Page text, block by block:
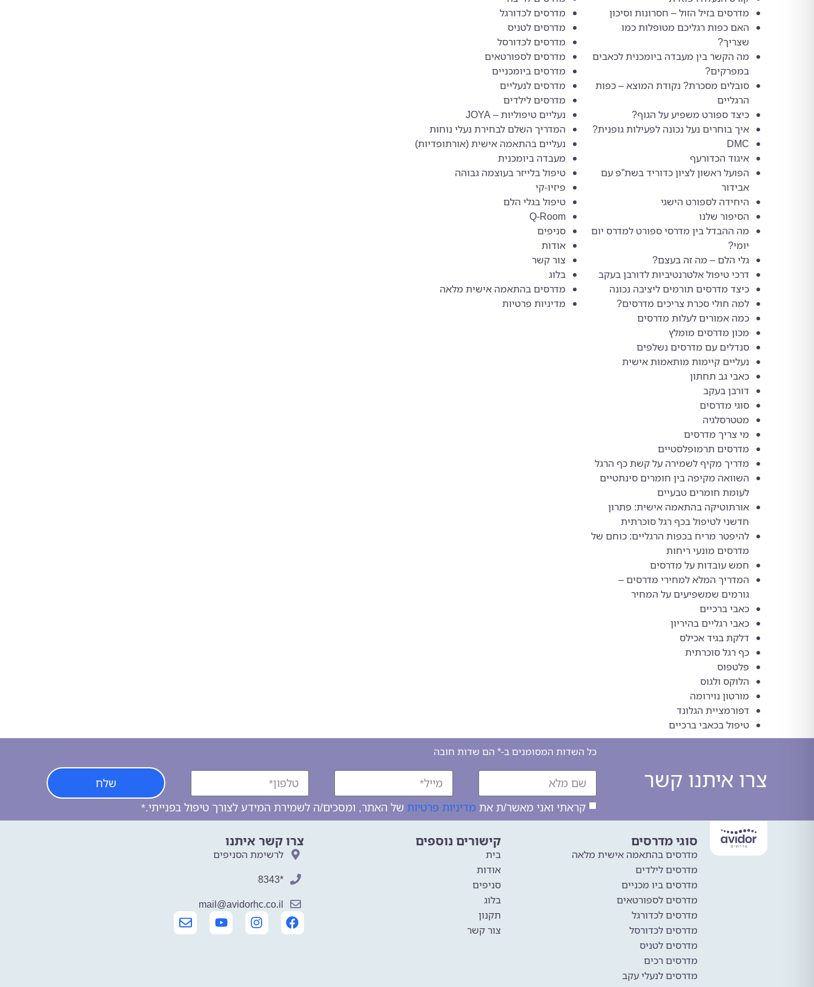
מדרסים בזיל הזול – חסרונות וסיכון
האם כפות רגליכם מטופלות כמו
שצריך?
מה הקשר בין מעבדה ביומכנית לכאבים
במפרקים?
סובלים מסכרת? נקודת המוצא – כפות
הרגליים
כיצד ספורט משפיע על הגוף?
איך בוחרים נעל נכונה לפעילות גופנית?
DMC
איגוד הכדורעף
הפועל ראשון לציון כדוריד בשת”פ עם
אבידור
היחידה לספורט הישגי
הסיפור שלנו
מה ההבדל בין מדרסי ספורט למדרס יום
יומי?
גלי הלם – מה זה בעצם?
דרכי טיפול אלטרנטיביות לדורבן בעקב
כיצד מדרסים תורמים ליציבה נכונה
למה חולי סכרת צריכים מדרסים?
כמה אמורים לעלות מדרסים
מכון מדרסים מומלץ
סנדלים עם מדרסים נשלפים
נעליים קיימות מותאמות אישית
כאבי גב תחתון
דורבן בעקב
סוגי מדרסים
מטטרסלגיה
מי צריך מדרסים
מדרסים תרמופלסטיים
מדריך מקיף לשמירה על קשת כף הרגל
השוואה מקיפה בין חומרים סינתטיים
לעומת חומרים טבעיים
אורתוטיקה בהתאמה אישית: פתרון
חדשני לטיפול בכף רגל סוכרתית
להיפטר מריח בכפות הרגליים: כוחם של
מדרסים מונעי ריחות
חמש עובדות על מדרסים
המדריך המלא למחירי מדרסים –
גורמים שמשפיעים על המחיר
כאבי ברכיים
כאבי רגליים בהיריון
דלקת בגיד אכילס
כף רגל סוכרתית
פלטפוס
הלוקס ולגוס
מורטון נוירומה
דפורמציית הגלונד
טיפול בכאבי ברכיים
מדרסים לכדורגל
מדרסים לטניס
מדרסים לכדורסל
מדרסים לספורטאים
מדרסים ביומכניים
מדרסים לנעליים
מדרסים לילדים
נעליים טיפוליות – JOYA
המדריך השלם לבחירת נעלי נוחות
נעליים בהתאמה אישית (אורתופדיות)
מעבדה ביומכנית
טיפול בלייזר בעוצמה גבוהה
פיזיו-קי
טיפול בגלי הלם
Q-Room
סניפים
אודות
צור קשר
בלוג
מדרסים בהתאמה אישית מלאה
מדיניות פרטיות
צרו איתנו קשר
כל השדות המסומנים ב-* הם שדות חובה
קראתי ואני מאשר/ת את מדיניות פרטיותשל האתר, ומסכים/ה לשמירת המידע לצורך טיפול בפנייתי.*
שלח
סוגי מדרסים
מדרסים בהתאמה אישית מלאה
מדרסים לילדים
מדרסים ביו מכניים
מדרסים לספורטאים
מדרסים לכדורגל
מדרסים לכדורסל
מדרסים לטניס
מדרסים רכים
מדרסים לנעלי עקב
קישורים נוספים
בית
אודות
סניפים
בלוג
תקנון
צור קשר
צרו קשר איתנו
לרשימת הסניפים
*8343
mail@avidorhc.co.il